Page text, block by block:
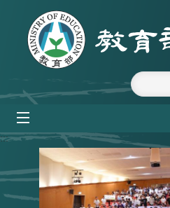
跳到主要內容區塊
:::